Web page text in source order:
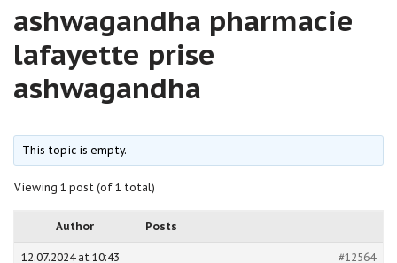
ashwagandha pharmacie
lafayette prise
ashwagandha
This topic is empty.
Viewing 1 post (of 1 total)
Author Posts
12.07.2024 at 10:43 #12564